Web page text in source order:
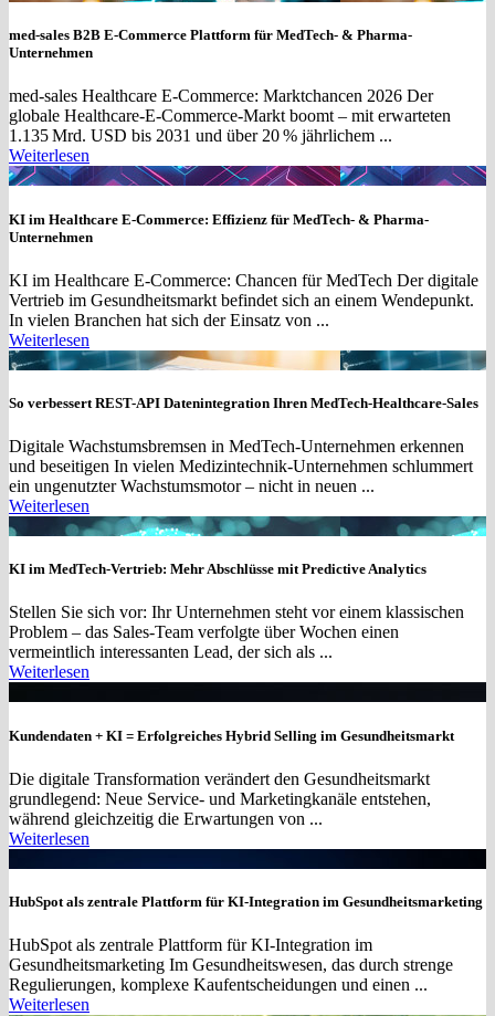
med-sales B2B E-Commerce Plattform für MedTech- & Pharma-
Unternehmen
med-sales Healthcare E-Commerce: Marktchancen 2026 Der
globale Healthcare-E-Commerce-Markt boomt – mit erwarteten
1.135 Mrd. USD bis 2031 und über 20 % jährlichem ...
Weiterlesen
KI im Healthcare E-Commerce: Effizienz für MedTech- & Pharma-
Unternehmen
KI im Healthcare E-Commerce: Chancen für MedTech Der digitale
Vertrieb im Gesundheitsmarkt befindet sich an einem Wendepunkt.
In vielen Branchen hat sich der Einsatz von ...
Weiterlesen
So verbessert REST-API Datenintegration Ihren MedTech-Healthcare-Sales
Digitale Wachstumsbremsen in MedTech-Unternehmen erkennen
und beseitigen In vielen Medizintechnik-Unternehmen schlummert
ein ungenutzter Wachstumsmotor – nicht in neuen ...
Weiterlesen
KI im MedTech-Vertrieb: Mehr Abschlüsse mit Predictive Analytics
Stellen Sie sich vor: Ihr Unternehmen steht vor einem klassischen
Problem – das Sales-Team verfolgte über Wochen einen
vermeintlich interessanten Lead, der sich als ...
Weiterlesen
Kundendaten + KI = Erfolgreiches Hybrid Selling im Gesundheitsmarkt
Die digitale Transformation verändert den Gesundheitsmarkt
grundlegend: Neue Service- und Marketingkanäle entstehen,
während gleichzeitig die Erwartungen von ...
Weiterlesen
HubSpot als zentrale Plattform für KI-Integration im Gesundheitsmarketing
HubSpot als zentrale Plattform für KI-Integration im
Gesundheitsmarketing Im Gesundheitswesen, das durch strenge
Regulierungen, komplexe Kaufentscheidungen und einen ...
Weiterlesen